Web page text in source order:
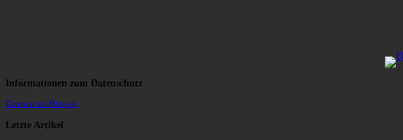
Informationen zum Datenschutz
Datenschutz-Hinweis
Letzte Artikel